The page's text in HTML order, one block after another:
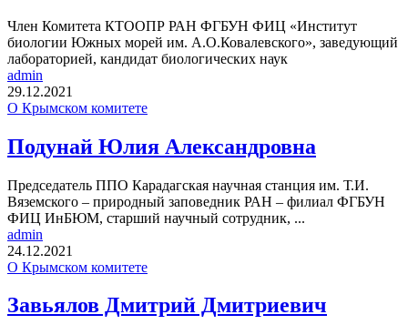
Член Комитета КТООПР РАН ФГБУН ФИЦ «Институт
биологии Южных морей им. А.О.Ковалевского», заведующий
лабораторией, кандидат биологических наук
admin
29.12.2021
О Крымском комитете
Подунай Юлия Александровна
Председатель ППО Карадагская научная станция им. Т.И.
Вяземского – природный заповедник РАН – филиал ФГБУН
ФИЦ ИнБЮМ, старший научный сотрудник, ...
admin
24.12.2021
О Крымском комитете
Завьялов Дмитрий Дмитриевич